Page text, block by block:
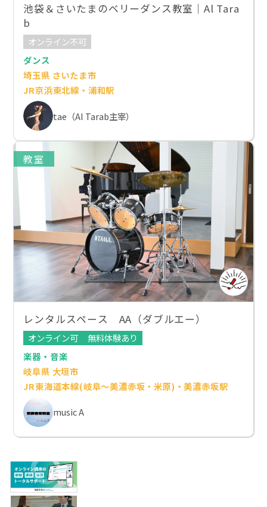
池袋＆さいたまのベリーダンス教室｜Al Tara
b
オンライン不可
ダンス
埼玉県 さいたま市
JR京浜東北線・浦和駅
tae（Al Tarab主宰）
教室
レンタルスペース AA（ダブルエー）
オンライン可
無料体験あり
楽器・音楽
岐阜県 大垣市
JR東海道本線(岐阜～美濃赤坂・米原)・美濃赤坂駅
music A